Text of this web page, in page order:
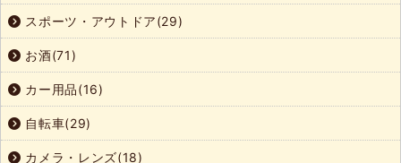
スポーツ・アウトドア(29)
お酒(71)
カー用品(16)
自転車(29)
カメラ・レンズ(18)